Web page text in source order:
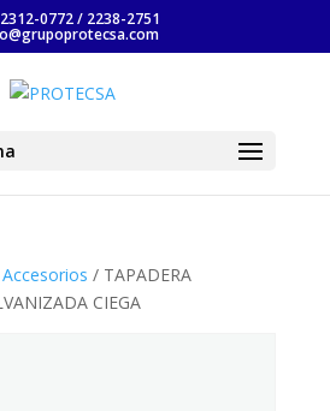
0772 / 2238-2751
/ TAPADERA
CIEGA